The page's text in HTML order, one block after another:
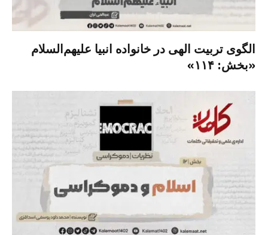
الگوی تربیت الهی در خانواده انبیا‌‌ علیهم‌السلام
«بخش: ۱۱۴»